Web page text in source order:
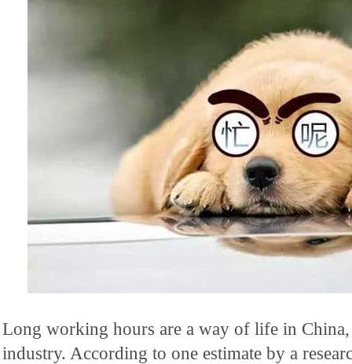
Long working hours are a way of life in
industry. According to one estimate by a